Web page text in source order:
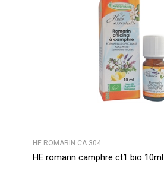
HE ROMARIN CA 304
HE romarin camphre ct1 bio 10ml